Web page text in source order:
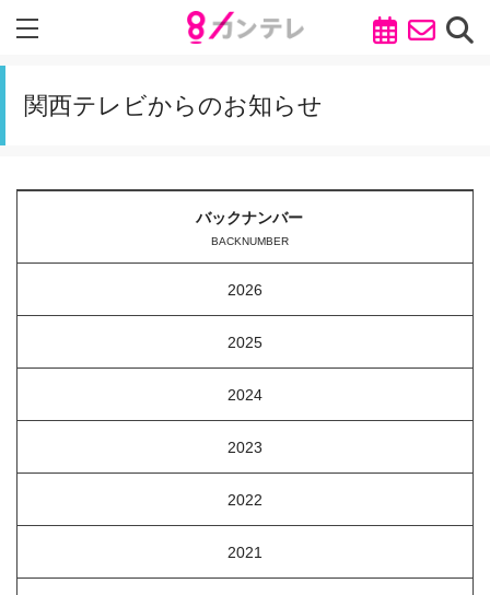
関西テレビからのお知らせ
バックナンバー
BACKNUMBER
2026
2025
2024
2023
2022
2021